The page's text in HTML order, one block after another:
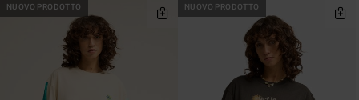
NUOVO PRODOTTO NUOVO PRODOTTO